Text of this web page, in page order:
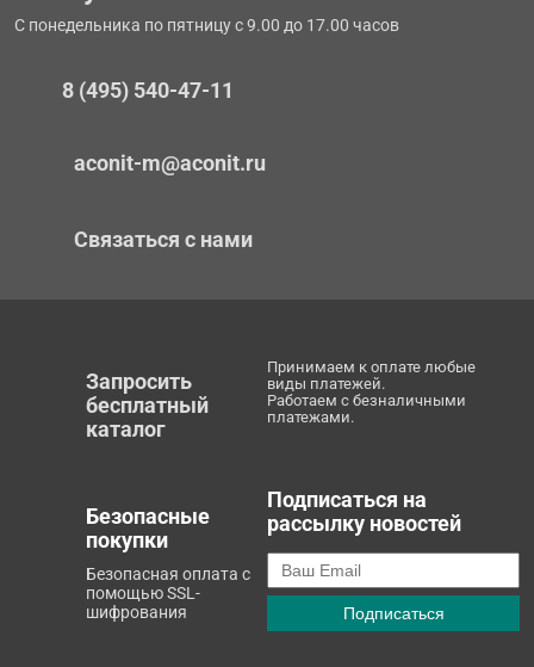
С понедельника по пятницу с 9.00 до 17.00 часов
8 (495) 540-47-11
aconit-m@aconit.ru
Связаться с нами
Запросить
бесплатный
каталог
Принимаем к оплате любые
виды платежей.
Работаем с безналичными
платежами.
Безопасные
покупки
Безопасная оплата с
помощью SSL-
шифрования
Подписаться на
рассылку новостей